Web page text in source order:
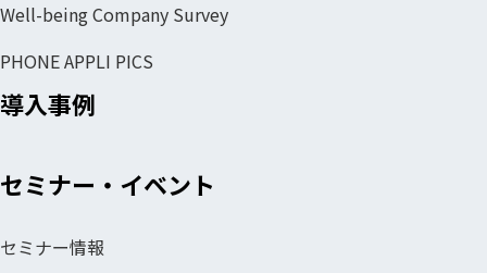
Well-being Company Survey
PHONE APPLI PICS
導入事例
セミナー・イベント
セミナー情報